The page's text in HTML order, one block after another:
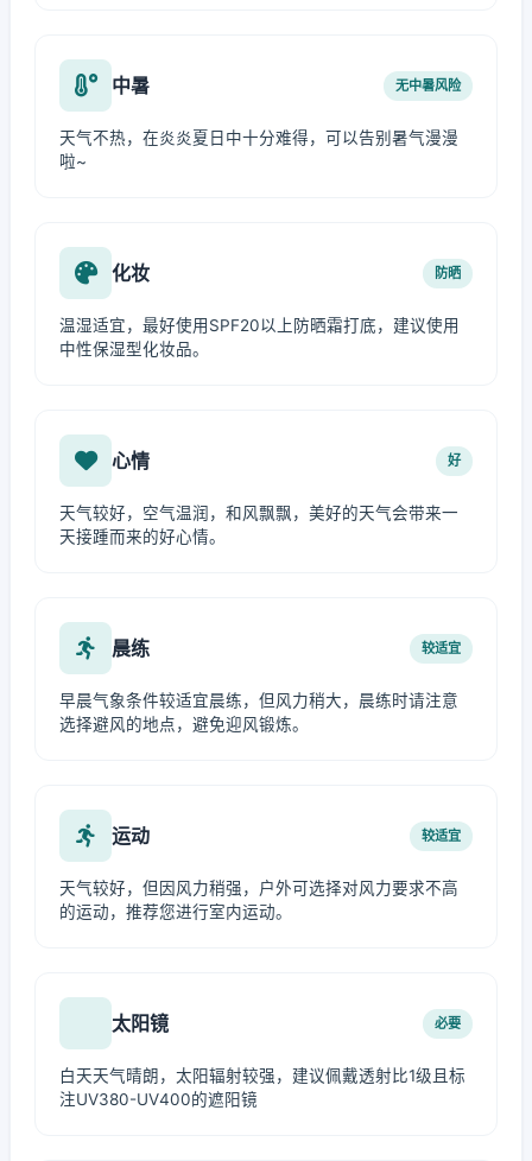
中暑 无中暑风险
天气不热，在炎炎夏日中十分难得，可以告别暑气漫漫
啦~
化妆 防晒
温湿适宜，最好使用SPF20以上防晒霜打底，建议使用
中性保湿型化妆品。
心情 好
天气较好，空气温润，和风飘飘，美好的天气会带来一
天接踵而来的好心情。
晨练 较适宜
早晨气象条件较适宜晨练，但风力稍大，晨练时请注意
选择避风的地点，避免迎风锻炼。
运动 较适宜
天气较好，但因风力稍强，户外可选择对风力要求不高
的运动，推荐您进行室内运动。
太阳镜 必要
白天天气晴朗，太阳辐射较强，建议佩戴透射比1级且标
注UV380-UV400的遮阳镜